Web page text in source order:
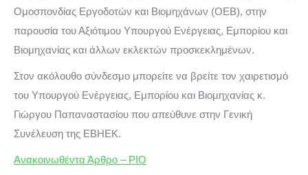
Ομοσπονδίας Εργοδοτών και Βιομηχάνων (ΟΕΒ), στην
παρουσία του Αξιότιμου Υπουργού Ενέργειας, Εμπορίου και
Βιομηχανίας και άλλων εκλεκτών προσκεκλημένων.
Στον ακόλουθο σύνδεσμο μπορείτε να βρείτε τον χαιρετισμό
του Υπουργού Ενέργειας, Εμπορίου και Βιομηχανίας κ.
Γιώργου Παπαναστασίου που απεύθυνε στην Γενική
Συνέλευση της ΕΒΗΕΚ.
Ανακοινωθέντα Άρθρο – PIO